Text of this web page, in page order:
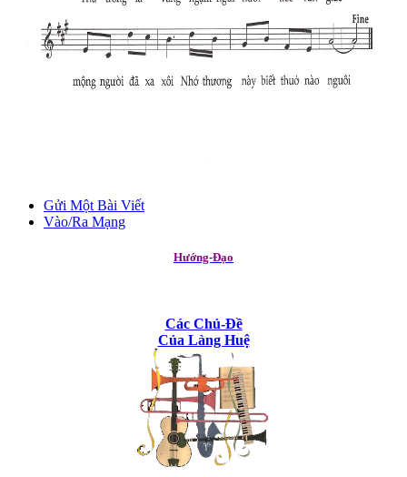
Gửi Một Bài Viết
Vào/Ra Mạng
Hướng-Đạo
Các Chủ-Đề
Của Làng Huệ